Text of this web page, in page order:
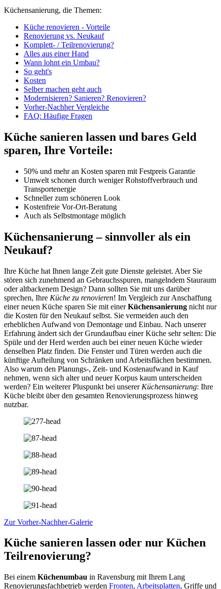
Küchensanierung, die Themen:
Küche renovieren - Vorteile
Renovierung vs. Neukauf
Komplett- / Teilrenovierung?
Alles aus einer Hand
Wann lohnt ein Umbau?
So geht's
Kosten
Selber machen geht auch
Modernisieren? Sanieren? Renovieren?
Vorher-Nachher Vergleiche
FAQ: Häufige Fragen
Küche sanieren lassen und bares Geld
sparen, Ihre Vorteile:
50% und mehr an Kosten sparen mit Festpreis Garantie
Umwelt schonen durch weniger Rohstoffverbrauch und
Transportenergie
Schneller zum schöneren Look
Kostenfreie Vor-Ort-Beratung
Auch als Selbstmontage möglich
Küchensanierung – sinnvoller als ein
Neukauf?
Ihre Küche hat Ihnen lange Zeit gute Dienste geleistet. Aber Sie
stören sich zunehmend an Gebrauchsspuren, mangelndem Stauraum
oder altbackenem Design? Dann sollten Sie mit uns darüber
sprechen, Ihre Küche zu renovieren! Im Vergleich zur Anschaffung
einer neuen Küche sparen Sie mit einerKüchensanierung nicht nur
die Kosten für den Neukauf selbst. Sie vermeiden auch den
erheblichen Aufwand von Demontage und Einbau. Nach unserer
Erfahrung ändert sich der Grundaufbau einer Küche sehr selten: Die
Spüle und der Herd werden auch bei einer neuen Küche wieder
denselben Platz finden. Die Fenster und Türen werden auch die
künftige Aufteilung von Schränken und Arbeitsflächen bestimmen.
Also warum den Planungs-, Zeit- und Kostenaufwand in Kauf
nehmen, wenn sich alter und neuer Korpus kaum unterscheiden
werden? Ein weiterer Pluspunkt bei unserer Küchensanierung: Ihre
Küche bleibt über den gesamten Renovierungsprozess hinweg
nutzbar.
Zur Vorher-Nachher-Galerie
Küche sanieren lassen oder nur Küchen
Teilrenovierung?
Bei einem Küchenumbau in Ravensburg mit Ihrem Lang
Renovierungsfachbetrieb werden Fronten, Arbeitsplatten, Griffe und